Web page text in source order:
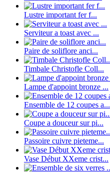
Lustre important fer f...
Serviteur a toast avec ...
Paire de soliflore anci...
Timbale Christofle Coll...
Lampe d'appoint bronze ...
Ensemble de 12 coupes a...
Coupe a douceur sur pi...
Passoire cuivre pieteme...
Vase Début XXeme crist...